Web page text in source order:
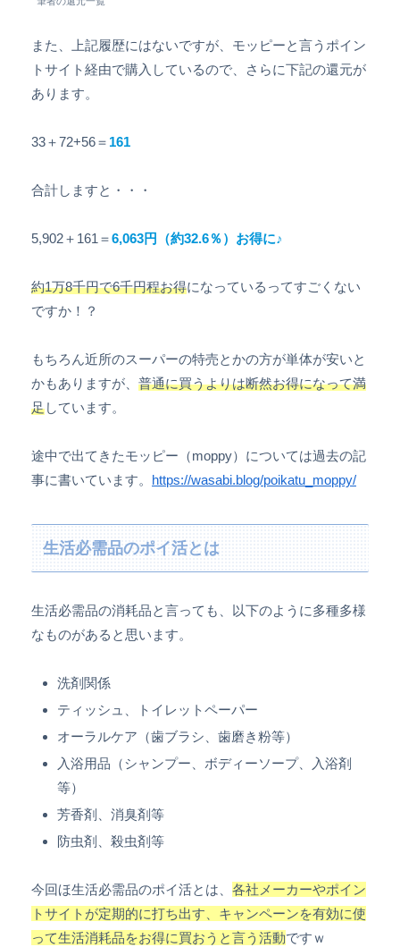
また、上記履歴にはないですが、モッピーと言うポイン
トサイト経由で購入しているので、さらに下記の還元が
あります。
33＋72+56＝ 161
合計しますと・・・
5,902＋161＝6,063円（約32.6％）お得に♪
約1万8千円で6千円程お得になっているってすごくない
ですか！？
もちろん近所のスーパーの特売とかの方が単体が安いと
かもありますが、 普通に買うよりは断然お得になって満
足しています。
途中で出てきたモッピー（moppy）については過去の記
事に書いています。 https://wasabi.blog/poikatu_moppy/
生活必需品のポイ活とは
生活必需品の消耗品と言っても、以下のように多種多様
なものがあると思います。
洗剤関係
ティッシュ、トイレットペーパー
オーラルケア（歯ブラシ、歯磨き粉等）
入浴用品（シャンプー、ボディーソープ、入浴剤
等）
芳香剤、消臭剤等
防虫剤、殺虫剤等
今回ほ生活必需品のポイ活とは、 各社メーカーやポイン
トサイトが定期的に打ち出す、キャンペーンを有効に使
って生活消耗品をお得に買おうと言う活動ですｗ